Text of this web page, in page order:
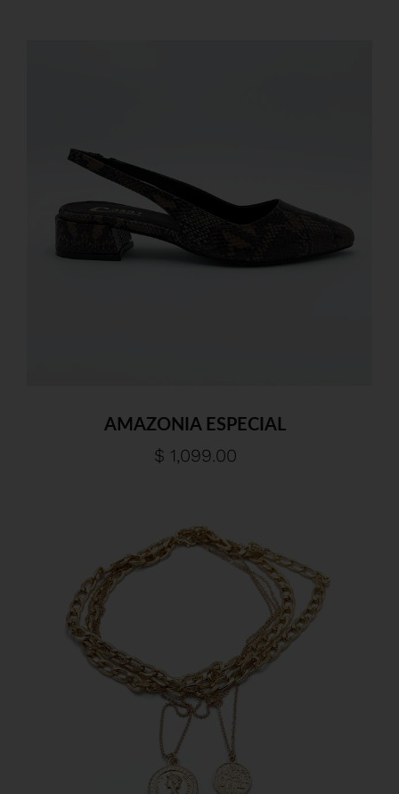
AMAZONIA ESPECIAL
$ 1,099.00